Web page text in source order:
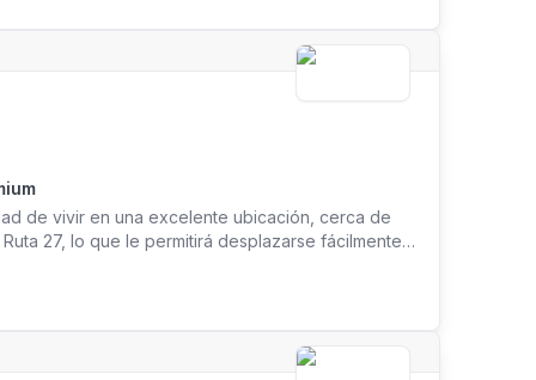
servicios! Es bonito y casi nuevo, con muy buena
cita hoy mismo!
Premium
de vivir en una excelente ubicación, cerca de
27, lo que le permitirá desplazarse fácilmente
Ubicado en segundo piso 1 habitación 1
Agua Internet Refrigeradora (en calidad de
calidad de préstamo) Una excelente opción para
público y todos los servicios esenciales.